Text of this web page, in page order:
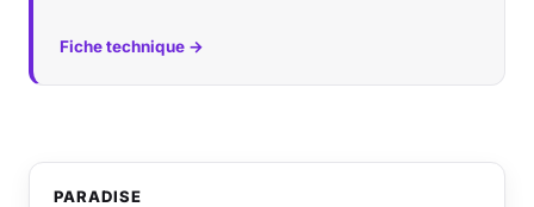
Fiche technique →
PARADISE